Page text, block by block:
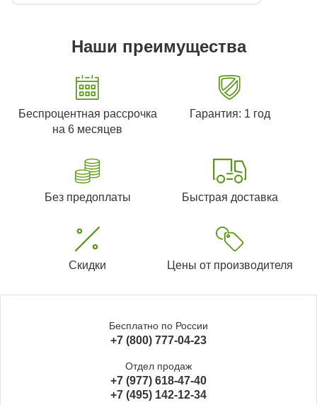
Наши преимущества
Беспроцентная рассрочка
на 6 месяцев
Гарантия: 1 год
Без предоплаты Быстрая доставка
Скидки Цены от производителя
Бесплатно по России
+7 (800) 777-04-23
Отдел продаж
+7 (977) 618-47-40
+7 (495) 142-12-34